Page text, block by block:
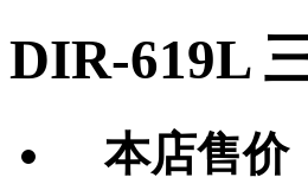
DIR-619L
本店售价